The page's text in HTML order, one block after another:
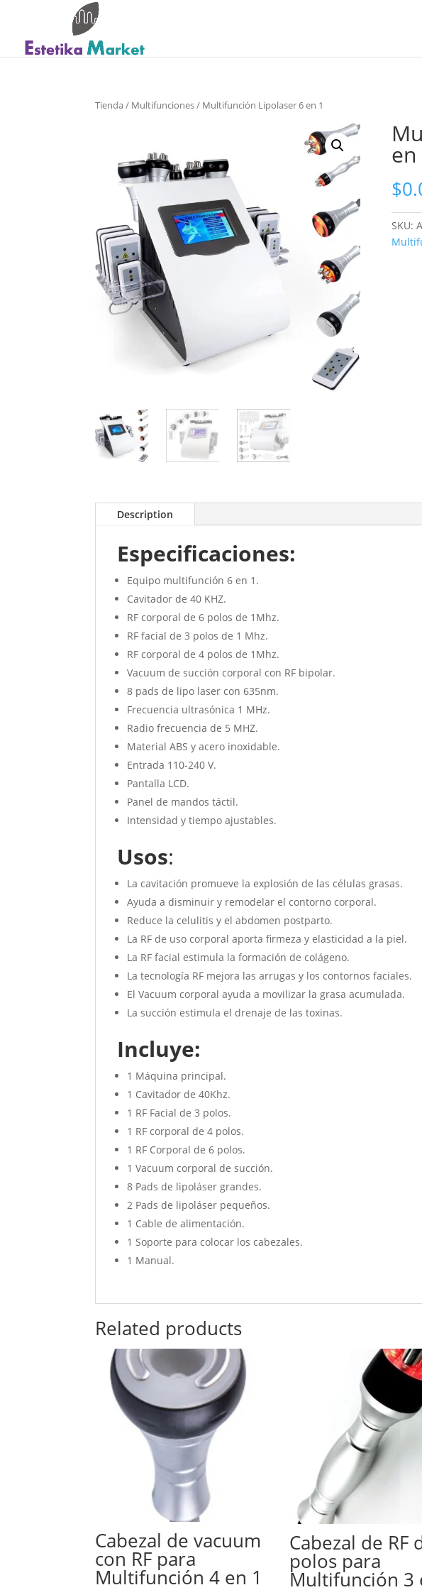
Tienda/ Multifunciones/ Multifunción Lipolaser 6 en 1
en
$
SKU:
Description
Especificaciones:
Equipo multifunción 6 en 1.
Cavitador de 40 KHZ.
RF corporal de 6 polos de 1Mhz.
RF facial de 3 polos de 1 Mhz.
RF corporal de 4 polos de 1Mhz.
Vacuum de succión corporal con RF bipolar.
8 pads de lipo laser con 635nm.
Frecuencia ultrasónica 1 MHz.
Radio frecuencia de 5 MHZ.
Material ABS y acero inoxidable.
Entrada 110-240 V.
Pantalla LCD.
Panel de mandos táctil.
Intensidad y tiempo ajustables.
Usos:
La cavitación promueve la explosión de las células grasas.
Ayuda a disminuir y remodelar el contorno corporal.
Reduce la celulitis y el abdomen postparto.
La RF de uso corporal aporta firmeza y elasticidad a la piel.
La RF facial estimula la formación de colágeno.
La tecnología RF mejora las arrugas y los contornos faciales.
El Vacuum corporal ayuda a movilizar la grasa acumulada.
La succión estimula el drenaje de las toxinas.
Incluye:
1 Máquina principal.
1 Cavitador de 40Khz.
1 RF Facial de 3 polos.
1 RF corporal de 4 polos.
1 RF Corporal de 6 polos.
1 Vacuum corporal de succión.
8 Pads de lipoláser grandes.
2 Pads de lipoláser pequeños.
1 Cable de alimentación.
1 Soporte para colocar los cabezales.
1 Manual.
Related products
Cabezal de vacuum
con RF para
Multifunción 4 en 1
Cabezal de RF
polos para
Multifunción 3